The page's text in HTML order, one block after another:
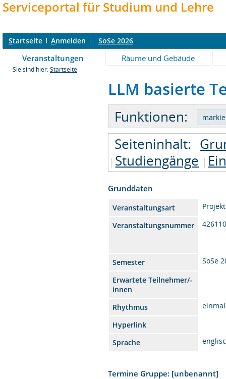
Serviceportal für Studium und Lehre
Startseite Anmelden SoSe 2026
Veranstaltungen Räume und Gebäude
Sie sind hier: Startseite
LLM basierte
Funktionen:
Seiteninhalt:
Studiengänge
Grunddaten
Veranstaltungsart
Projekt
Veranstaltungsnummer
Semester
SoSe
Erwartete Teilnehmer/-
innen
Rhythmus
Hyperlink
Sprache
Termine Gruppe: [unbenannt]